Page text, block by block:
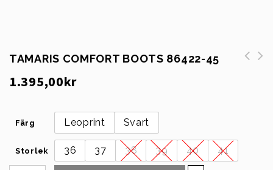
TAMARIS COMFORT BOOTS 86422-45
1.395,00kr
Färg Leoprint Svart
Storlek 36 37 38 39 40 41